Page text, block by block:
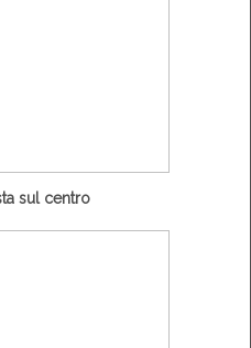
sul centro